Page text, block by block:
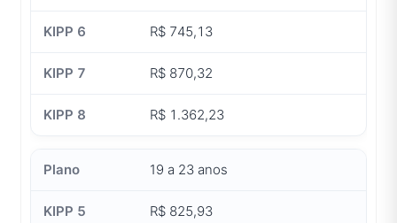
R$ 745,13
R$ 870,32
R$ 1.362,23
19 a 23 anos
R$ 825,93